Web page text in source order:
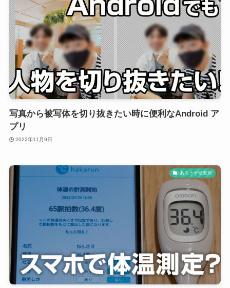
写真から被写体を切り抜きたい時に便利なAndroid ア
プリ
2022年11月9日
あろうず研究所